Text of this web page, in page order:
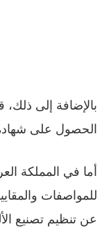
بالإضافة إلى
الحصول على
أما في المملكة
عن تنظيم تصنيع